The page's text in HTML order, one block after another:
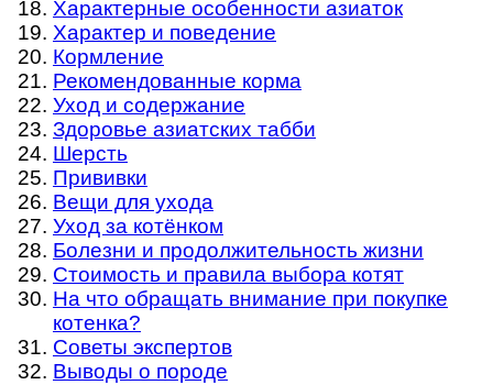
Характерные особенности азиаток
Характер и поведение
Кормление
Рекомендованные корма
Уход и содержание
Здоровье азиатских табби
Шерсть
Прививки
Вещи для ухода
Уход за котёнком
Болезни и продолжительность жизни
Стоимость и правила выбора котят
На что обращать внимание при покупке
котенка?
Советы экспертов
Выводы о породе